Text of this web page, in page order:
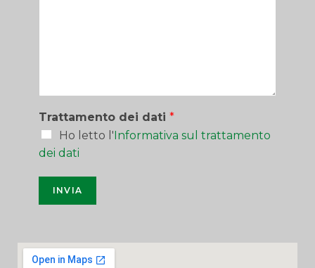
Trattamento dei dati *
Ho letto l'Informativa sul trattamento
dei dati
INVIA